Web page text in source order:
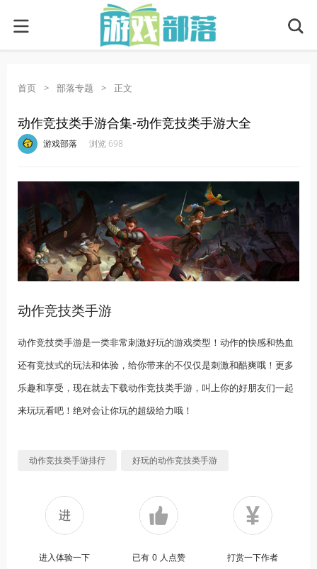
首页 > 部落专题 > 正文
动作竞技类手游合集-动作竞技类手游大全
游戏部落 浏览 698
动作竞技类手游
动作竞技类手游是一类非常刺激好玩的游戏类型！动作的快感和热血
还有竞技式的玩法和体验，给你带来的不仅仅是刺激和酷爽哦！更多
乐趣和享受，现在就去下载动作竞技类手游，叫上你的好朋友们一起
来玩玩看吧！绝对会让你玩的超级给力哦！
动作竞技类手游排行 好玩的动作竞技类手游
进入体验一下 已有 0 人点赞 打赏一下作者